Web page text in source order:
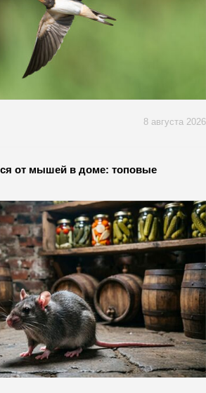
8 августа 2026
от мышей в доме: топовые